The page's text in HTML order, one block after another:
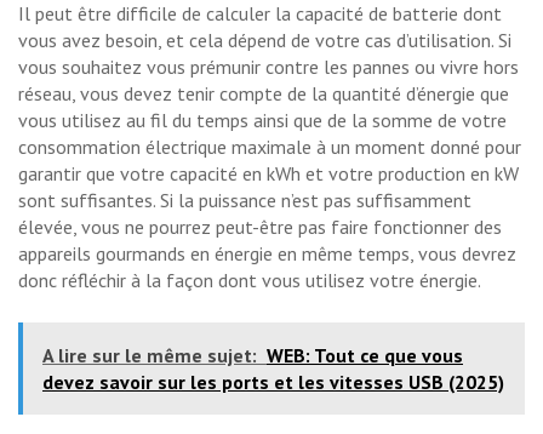
Il peut être difficile de calculer la capacité de batterie dont
vous avez besoin, et cela dépend de votre cas d’utilisation. Si
vous souhaitez vous prémunir contre les pannes ou vivre hors
réseau, vous devez tenir compte de la quantité d’énergie que
vous utilisez au fil du temps ainsi que de la somme de votre
consommation électrique maximale à un moment donné pour
garantir que votre capacité en kWh et votre production en kW
sont suffisantes. Si la puissance n’est pas suffisamment
élevée, vous ne pourrez peut-être pas faire fonctionner des
appareils gourmands en énergie en même temps, vous devrez
donc réfléchir à la façon dont vous utilisez votre énergie.
A lire sur le même sujet: WEB: Tout ce que vous
devez savoir sur les ports et les vitesses USB (2025)